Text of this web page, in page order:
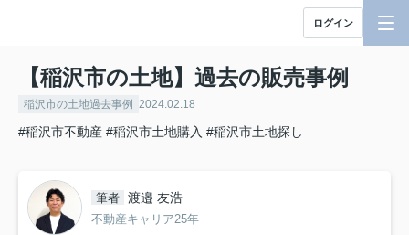
ログイン
【稲沢市の土地】過去の販売事例
稲沢市の土地過去事例 2024.02.18
#稲沢市不動産 #稲沢市土地購入 #稲沢市土地探し
筆者 渡邉 友浩
不動産キャリア25年